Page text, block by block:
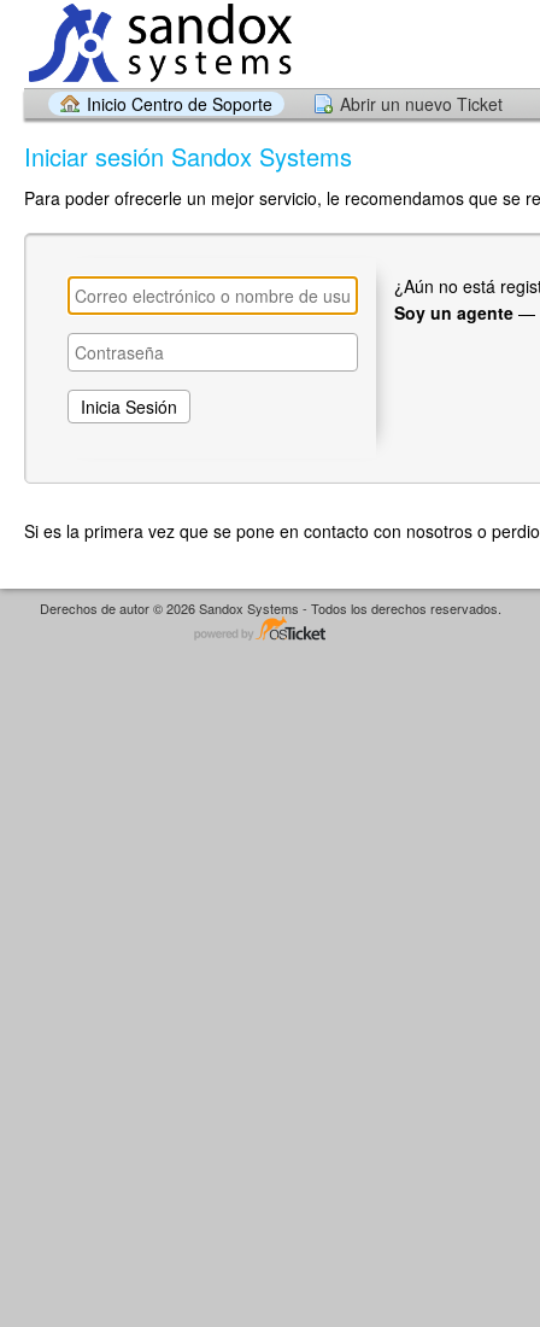
Inicio Centro de Soporte Abrir un nuevo Ticket
Iniciar sesión Sandox Systems
Para poder ofrecerle un mejor servicio, le recomendamos que se
¿Aún no está
Soy un agente —
Si es la primera vez que se pone en contacto con nosotros o
Derechos de autor © 2026 Sandox Systems - Todos los derechos reservados.